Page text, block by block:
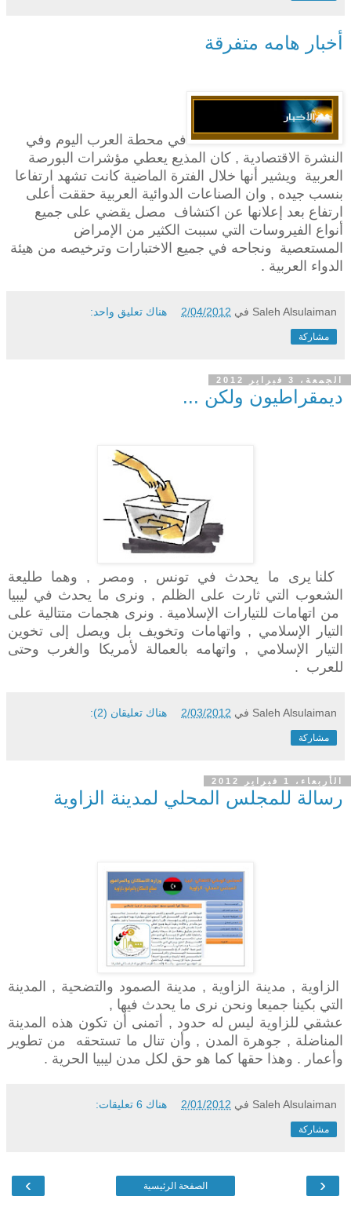
أخبار هامه متفرقة
في محطة العرب اليوم وفي
النشرة الاقتصادية , كان المذيع يعطي مؤشرات البورصة
العربية ويشير أنها خلال الفترة الماضية كانت تشهد ارتفاعا
بنسب جيده , وان الصناعات الدوائية العربية حققت أعلى
ارتفاع بعد إعلانها عن اكتشاف مصل يقضي على جميع
أنواع الفيروسات التي سببت الكثير من الإمراض
المستعصية ونجاحه في جميع الاختبارات وترخيصه من هيئة
الدواء العربية .
Saleh Alsulaiman في 2/04/2012 هناك تعليق واحد:
مشاركة
الجمعة، 3 فبراير 2012
ديمقراطيون ولكن ...
كلنا يرى ما يحدث في تونس , ومصر , وهما طليعة
الشعوب التي ثارت على الظلم , ونرى ما يحدث في ليبيا
من اتهامات للتيارات الإسلامية . ونرى هجمات متتالية على
التيار الإسلامي , واتهامات وتخويف بل ويصل إلى تخوين
التيار الإسلامي , واتهامه بالعمالة لأمريكا والغرب وحتى
للعرب .
Saleh Alsulaiman في 2/03/2012 هناك تعليقان (2):
مشاركة
الأربعاء، 1 فبراير 2012
رسالة للمجلس المحلي لمدينة الزاوية
الزاوية , مدينة الزاوية , مدينة الصمود والتضحية , المدينة
التي بكينا جميعا ونحن نرى ما يحدث فيها ,
عشقي للزاوية ليس له حدود , أتمنى أن تكون هذه المدينة
المناضلة , جوهرة المدن , وأن تنال ما تستحقه من تطوير
وأعمار . وهذا حقها كما هو حق لكل مدن ليبيا الحرية .
Saleh Alsulaiman في 2/01/2012 هناك 6 تعليقات:
مشاركة
‹
› الصفحة الرئيسية